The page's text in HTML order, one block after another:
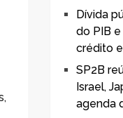
Dívida
do PIB
crédito
SP2B
Israel,
agenda